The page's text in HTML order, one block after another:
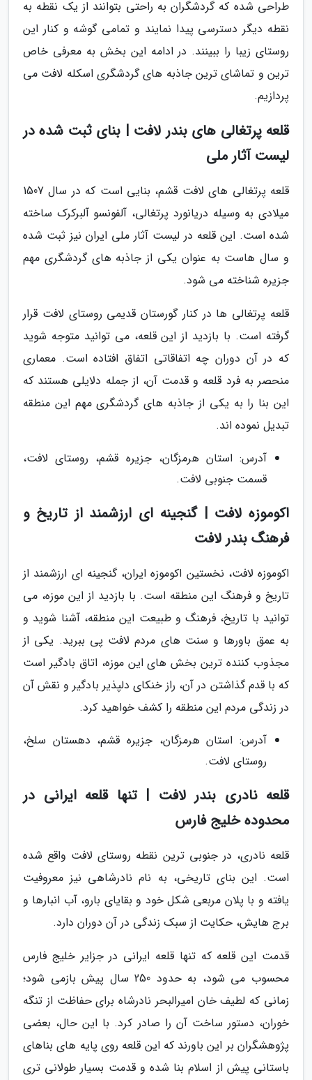
طراحی شده که گردشگران به راحتی بتوانند از یک نقطه به
نقطه دیگر دسترسی پیدا نمایند و تمامی گوشه و کنار این
روستای زیبا را ببینند. در ادامه این بخش به معرفی خاص
ترین و تماشای ترین جاذبه های گردشگری اسکله لافت می
پردازیم.
قلعه پرتغالی های بندر لافت | بنای ثبت شده در
لیست آثار ملی
قلعه پرتغالی های لافت قشم، بنایی است که در سال 1507
میلادی به وسیله دریانورد پرتغالی، آلفونسو آلبرکرک ساخته
شده است. این قلعه در لیست آثار ملی ایران نیز ثبت شده
و سال هاست به عنوان یکی از جاذبه های گردشگری مهم
جزیره شناخته می شود.
قلعه پرتغالی ها در کنار گورستان قدیمی روستای لافت قرار
گرفته است. با بازدید از این قلعه، می توانید متوجه شوید
که در آن دوران چه اتفاقاتی اتفاق افتاده است. معماری
منحصر به فرد قلعه و قدمت آن، از جمله دلایلی هستند که
این بنا را به یکی از جاذبه های گردشگری مهم این منطقه
تبدیل نموده اند.
آدرس: استان هرمزگان، جزیره قشم، روستای لافت،
قسمت جنوبی لافت.
اکوموزه لافت | گنجینه ای ارزشمند از تاریخ و
فرهنگ بندر لافت
اکوموزه لافت، نخستین اکوموزه ایران، گنجینه ای ارزشمند از
تاریخ و فرهنگ این منطقه است. با بازدید از این موزه، می
توانید با تاریخ، فرهنگ و طبیعت این منطقه، آشنا شوید و
به عمق باورها و سنت های مردم لافت پی ببرید. یکی از
مجذوب کننده ترین بخش های این موزه، اتاق بادگیر است
که با قدم گذاشتن در آن، راز خنکای دلپذیر بادگیر و نقش آن
در زندگی مردم این منطقه را کشف خواهید کرد.
آدرس: استان هرمزگان، جزیره قشم، دهستان سلخ،
روستای لافت.
قلعه نادری بندر لافت | تنها قلعه ایرانی در
محدوده خلیج فارس
قلعه نادری، در جنوبی ترین نقطه روستای لافت واقع شده
است. این بنای تاریخی، به نام نادرشاهی نیز معروفیت
یافته و با پلان مربعی شکل خود و بقایای بارو، آب انبارها و
برج هایش، حکایت از سبک زندگی در آن دوران دارد.
قدمت این قلعه که تنها قلعه ایرانی در جزایر خلیج فارس
محسوب می شود، به حدود 250 سال پیش بازمی شود؛
زمانی که لطیف خان امیرالبحر نادرشاه برای حفاظت از تنگه
خوران، دستور ساخت آن را صادر کرد. با این حال، بعضی
پژوهشگران بر این باورند که این قلعه روی پایه های بناهای
باستانی پیش از اسلام بنا شده و قدمت بسیار طولانی تری